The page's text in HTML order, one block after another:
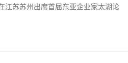
江苏苏州出席首届东亚企业家太湖论